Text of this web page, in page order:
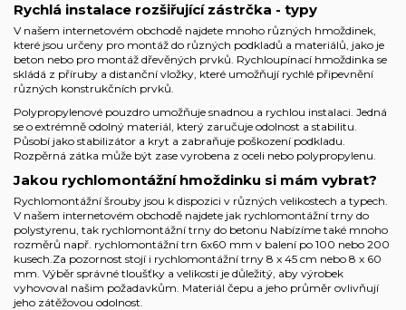
Rychlá instalace rozšiřující zástrčka - typy
V našem internetovém obchodě najdete mnoho různých hmoždinek,
které jsou určeny pro montáž do různých podkladů a materiálů, jako je
beton nebo pro montáž dřevěných prvků. Rychloupínací hmoždinka se
skládá z příruby a distanční vložky, které umožňují rychlé připevnění
různých konstrukčních prvků.
Polypropylenové pouzdro umožňuje snadnou a rychlou instalaci. Jedná
se o extrémně odolný materiál, který zaručuje odolnost a stabilitu.
Působí jako stabilizátor a kryt a zabraňuje poškození podkladu.
Rozpěrná zátka může být zase vyrobena z oceli nebo polypropylenu.
Jakou rychlomontážní hmoždinku si mám vybrat?
Rychlomontážní šrouby jsou k dispozici v různých velikostech a typech.
V našem internetovém obchodě najdete jak rychlomontážní trny do
polystyrenu, tak rychlomontážní trny do betonu Nabízíme také mnoho
rozměrů např. rychlomontážní trn 6x60 mm v balení po 100 nebo 200
kusech.Za pozornost stojí i rychlomontážní trny 8 x 45 cm nebo 8 x 60
mm. Výběr správné tloušťky a velikosti je důležitý, aby výrobek
vyhovoval našim požadavkům. Materiál čepu a jeho průměr ovlivňují
jeho zátěžovou odolnost.